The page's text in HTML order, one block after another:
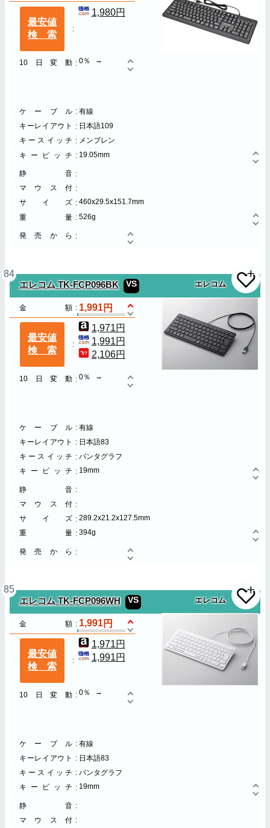
最安値
検索
1,980円
10日変動 0％
ケーブル
有線
キーレイアウト
日本語109
キースイッチ
メンブレン
キーピッチ
19.05mm
静音
マウス付
サイズ
460x29.5x151.7mm
重量
526g
発売から
84
エレコム TK-FCP096BK
VS エレコム
金額 1,991
最安値
検索
1,971円
1,991円
2,106円
10日変動 0％
ケーブル
有線
キーレイアウト
日本語83
キースイッチ
パンタグラフ
キーピッチ
19mm
静音
マウス付
サイズ
289.2x21.2x127.5mm
重量
394g
発売から
85
エレコム TK-FCP096WH
VS エレコム
金額 1,991
最安値
検索
1,971円
1,991円
10日変動 0％
ケーブル
有線
キーレイアウト
日本語83
キースイッチ
パンタグラフ
キーピッチ
19mm
静音
マウス付